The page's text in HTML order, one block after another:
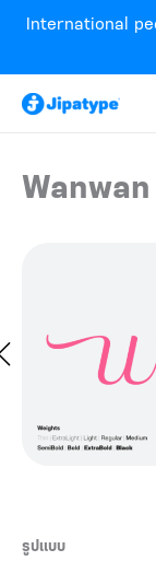
Skip
content
International
Wanwan
รูปแบบ